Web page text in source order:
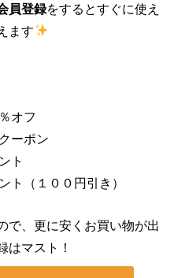
員登録をするとすぐに使え
ます
オフ
ーポン
ト
ト（１００円引き）
で、更に安くお買い物が出
はマスト！